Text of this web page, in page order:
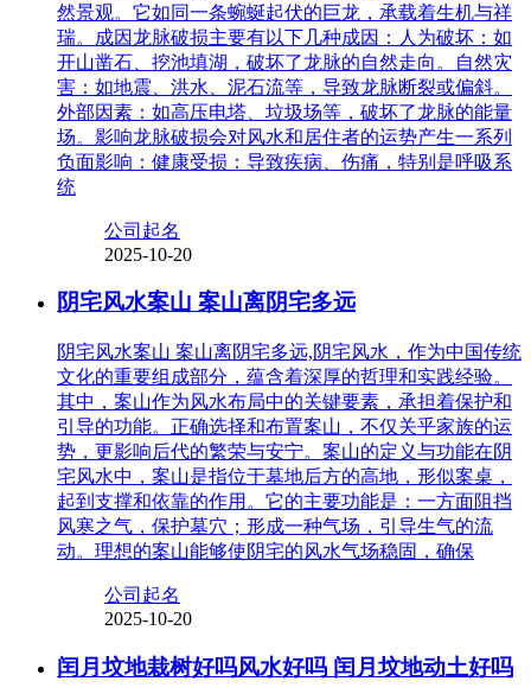
然景观。它如同一条蜿蜒起伏的巨龙，承载着生机与祥
瑞。成因龙脉破损主要有以下几种成因：人为破坏：如
开山凿石、挖池填湖，破坏了龙脉的自然走向。自然灾
害：如地震、洪水、泥石流等，导致龙脉断裂或偏斜。
外部因素：如高压电塔、垃圾场等，破坏了龙脉的能量
场。影响龙脉破损会对风水和居住者的运势产生一系列
负面影响：健康受损：导致疾病、伤痛，特别是呼吸系
统
公司起名
2025-10-20
阴宅风水案山 案山离阴宅多远
阴宅风水案山 案山离阴宅多远,阴宅风水，作为中国传统
文化的重要组成部分，蕴含着深厚的哲理和实践经验。
其中，案山作为风水布局中的关键要素，承担着保护和
引导的功能。正确选择和布置案山，不仅关乎家族的运
势，更影响后代的繁荣与安宁。案山的定义与功能在阴
宅风水中，案山是指位于墓地后方的高地，形似案桌，
起到支撑和依靠的作用。它的主要功能是：一方面阻挡
风寒之气，保护墓穴；形成一种气场，引导生气的流
动。理想的案山能够使阴宅的风水气场稳固，确保
公司起名
2025-10-20
闰月坟地栽树好吗风水好吗 闰月坟地动土好吗